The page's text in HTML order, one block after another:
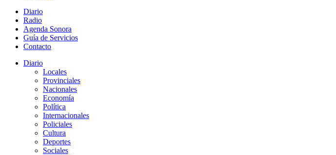
Diario
Radio
Agenda Sonora
Guía de Servicios
Contacto
Diario
Locales
Provinciales
Nacionales
Economía
Política
Internacionales
Policiales
Cultura
Deportes
Sociales